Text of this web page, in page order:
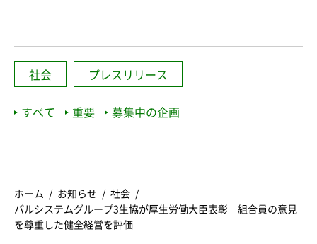
社会 プレスリリース
すべて 重要 募集中の企画
ホーム お知らせ
社会
パルシステムグループ3生協が厚生労働大臣表彰 組合員の意見
を尊重した健全経営を評価